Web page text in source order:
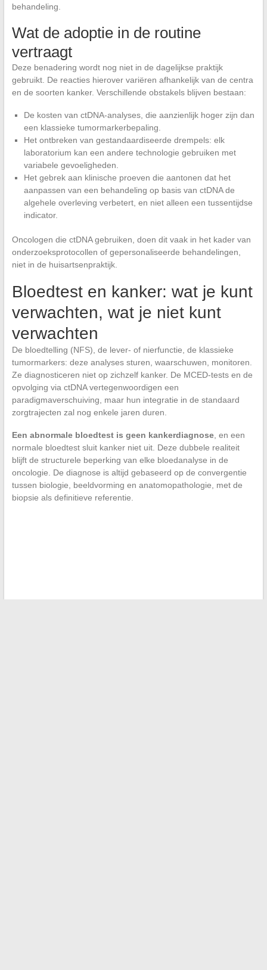
behandeling.
Wat de adoptie in de routine
vertraagt
Deze benadering wordt nog niet in de dagelijkse praktijk
gebruikt. De reacties hierover variëren afhankelijk van de centra
en de soorten kanker. Verschillende obstakels blijven bestaan:
De kosten van ctDNA-analyses, die aanzienlijk hoger zijn dan
een klassieke tumormarkerbepaling.
Het ontbreken van gestandaardiseerde drempels: elk
laboratorium kan een andere technologie gebruiken met
variabele gevoeligheden.
Het gebrek aan klinische proeven die aantonen dat het
aanpassen van een behandeling op basis van ctDNA de
algehele overleving verbetert, en niet alleen een tussentijdse
indicator.
Oncologen die ctDNA gebruiken, doen dit vaak in het kader van
onderzoeksprotocollen of gepersonaliseerde behandelingen,
niet in de huisartsenpraktijk.
Bloedtest en kanker: wat je kunt
verwachten, wat je niet kunt
verwachten
De bloedtelling (NFS), de lever- of nierfunctie, de klassieke
tumormarkers: deze analyses sturen, waarschuwen, monitoren.
Ze diagnosticeren niet op zichzelf kanker. De MCED-tests en de
opvolging via ctDNA vertegenwoordigen een
paradigmaverschuiving, maar hun integratie in de standaard
zorgtrajecten zal nog enkele jaren duren.
Een abnormale bloedtest is geen kankerdiagnose, en een
normale bloedtest sluit kanker niet uit. Deze dubbele realiteit
blijft de structurele beperking van elke bloedanalyse in de
oncologie. De diagnose is altijd gebaseerd op de convergentie
tussen biologie, beeldvorming en anatomopathologie, met de
biopsie als definitieve referentie.